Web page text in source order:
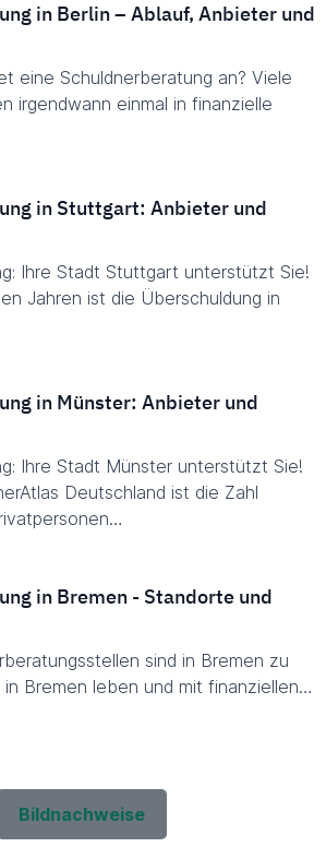
in Berlin – Ablauf, Anbieter und
eine Schuldnerberatung an? Viele
irgendwann einmal in finanzielle
in Stuttgart: Anbieter und
Ihre Stadt Stuttgart unterstützt Sie!
Jahren ist die Überschuldung in
in Münster: Anbieter und
Ihre Stadt Münster unterstützt Sie!
Deutschland ist die Zahl
in Bremen - Standorte und
sind in Bremen zu
in Bremen leben und mit finanziellen…
Bildnachweise